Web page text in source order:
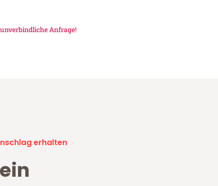
unverbindliche Anfrage!
erhalten